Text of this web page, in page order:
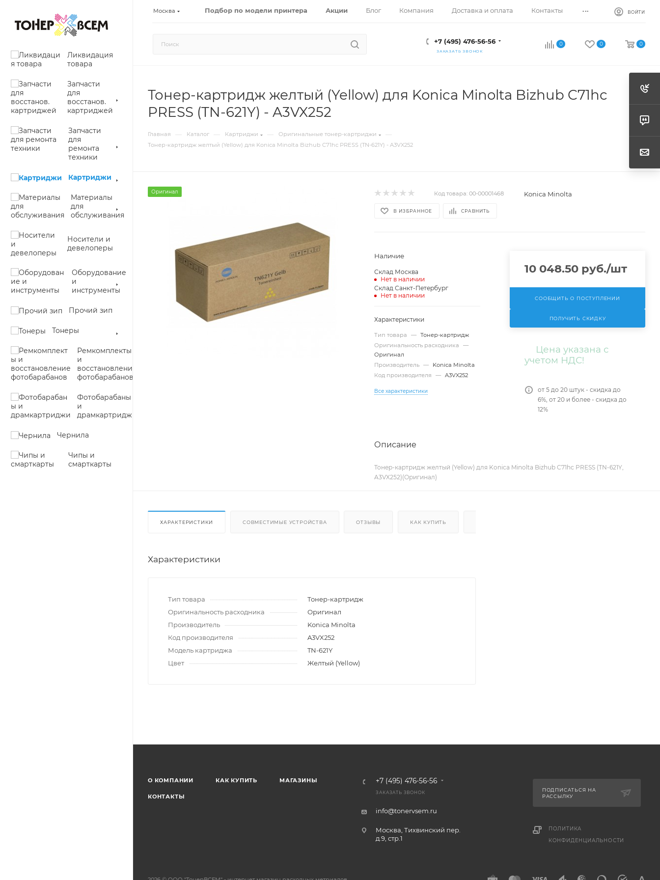
Москва Подбор по модели принтера Акции Блог Компания Доставка и оплата Контакты ... ВОЙТИ
+7 (495) 476-56-56
ЗАКАЗАТЬ ЗВОНОК
0 0 0
Ликвидация
товара
Запчасти
для
восстанов.
картриджей
Запчасти
для
ремонта
техники
Картриджи
Материалы
для
обслуживания
Носители и
девелоперы
Оборудование
и
инструменты
Прочий зип
Тонеры
Ремкомплекты
и
восстановление
фотобарабанов
Фотобарабаны
и
драмкартриджи
Чернила
Чипы и
смарткарты
Тонер-картридж желтый (Yellow) для Konica Minolta Bizhub C71hc
PRESS (TN-621Y) - A3VX252
Главная — Каталог — Картриджи — Оригинальные тонер-картриджи —
Тонер-картридж желтый (Yellow) для Konica Minolta Bizhub C71hc PRESS (TN-621Y) - A3VX252
Оригинал Код товара: 00-00001468 Konica Minolta
В ИЗБРАННОЕ СРАВНИТЬ
Наличие
Склад Москва
Нет в наличии
Склад Санкт-Петербург
Нет в наличии
Характеристики
Тип товара —
Тонер-картридж
Оригинальность расходника
—
Оригинал
Производитель
—
Konica Minolta
Код производителя
— A3VX252
Все характеристики
10 048.50 руб./шт
СООБЩИТЬ О ПОСТУПЛЕНИИ
ПОЛУЧИТЬ СКИДКУ
Цена указана с
учетом НДС!
от 5 до 20 штук - скидка до
6%, от 20 и более - скидка до
12%
Описание
Тонер-картридж желтый (Yellow) для Konica Minolta Bizhub C71hc PRESS (TN-621Y,
A3VX252)(Оригинал)
ХАРАКТЕРИСТИКИ СОВМЕСТИМЫЕ УСТРОЙСТВА ОТЗЫВЫ КАК КУПИТЬ
Характеристики
Тип товара
Тонер-картридж
Оригинальность расходника
Оригинал
Производитель
Konica Minolta
Код производителя
A3VX252
Модель картриджа
TN-621Y
Цвет
Желтый (Yellow)
О КОМПАНИИ КАК КУПИТЬ МАГАЗИНЫ
КОНТАКТЫ
+7 (495) 476-56-56
ЗАКАЗАТЬ ЗВОНОК
info@tonervsem.ru
Москва, Тихвинский пер.
д.9, стр.1
ПОДПИСАТЬСЯ НА
РАССЫЛКУ
ПОЛИТИКА
КОНФИДЕНЦИАЛЬНОСТИ